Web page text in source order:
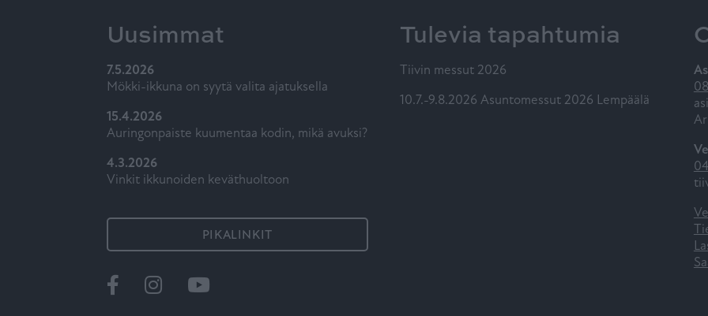
Uusimmat
7.5.2026
Mökki-ikkuna on syytä valita ajatuksella
15.4.2026
Auringonpaiste kuumentaa kodin, mikä avuksi?
4.3.2026
Vinkit ikkunoiden keväthuoltoon
PIKALINKIT
Ikkunat@tiiviikkunat
Tiivi
Tulevia tapahtumia
Tiivin messut 2026
10.7.-9.8.2026 Asuntomessut 2026 Lempäälä